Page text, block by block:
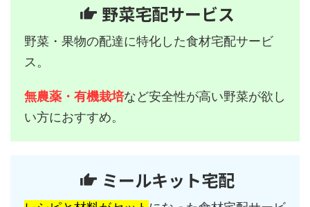
野菜宅配サービス
野菜・果物の配達に特化した食材宅配サービ
ス。
無農薬・有機栽培など安全性が高い野菜が欲し
い方におすすめ。
ミールキット宅配